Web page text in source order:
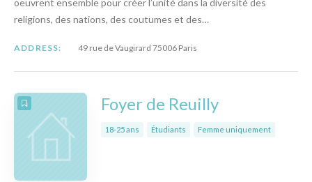
religions, des nations, des coutumes et des…
ADDRESS: 49 rue de Vaugirard 75006 Paris
Foyer de Reuilly
18-25 ans Étudiants Femme uniquement